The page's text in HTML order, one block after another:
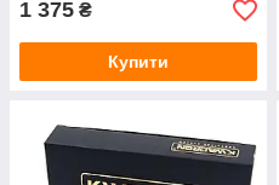
1 375 ₴
Купити